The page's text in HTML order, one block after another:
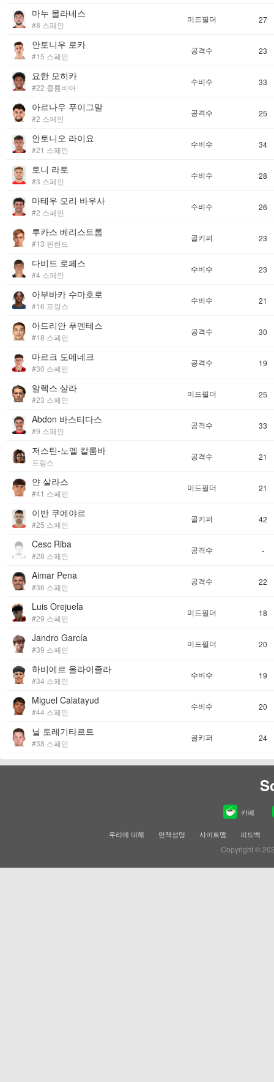
마누 몰라네스
#8 스페인
미드필더 27
안토니우 로카
#15 스페인
공격수 23
요한 모히카
#22 콜롬비아
수비수 33
아르나우 푸이그말
#2 스페인
공격수 25
안토니오 라이요
#21 스페인
수비수 34
토니 라토
#3 스페인
수비수 28
마테우 모리 바우사
#2 스페인
수비수 26
루카스 베리스트롬
#13 핀란드
골키퍼 23
다비드 로페스
#4 스페인
수비수 23
아부바카 수마호로
#16 프랑스
수비수 21
아드리안 푸엔테스
#18 스페인
공격수 30
마르크 도메네크
#30 스페인
공격수 19
알렉스 살라
#23 스페인
미드필더 25
Abdon 바스티다스
#9 스페인
공격수 33
저스틴-노엘 칼룸바
프랑스
공격수 21
얀 살라스
#41 스페인
미드필더 21
이반 쿠에야르
#25 스페인
골키퍼 42
Cesc Riba
#28 스페인
공격수 -
Aimar Pena
#36 스페인
공격수 22
Luis Orejuela
#29 스페인
미드필더 18
Jandro García
#39 스페인
미드필더 20
하비에르 올라이졸라
#34 스페인
수비수 19
Miguel Calatayud
#44 스페인
수비수 20
닐 토레기타르트
#38 스페인
골키퍼 24
카페
우리에 대해 면책성명 사이트맵 피드백
Copyright ©